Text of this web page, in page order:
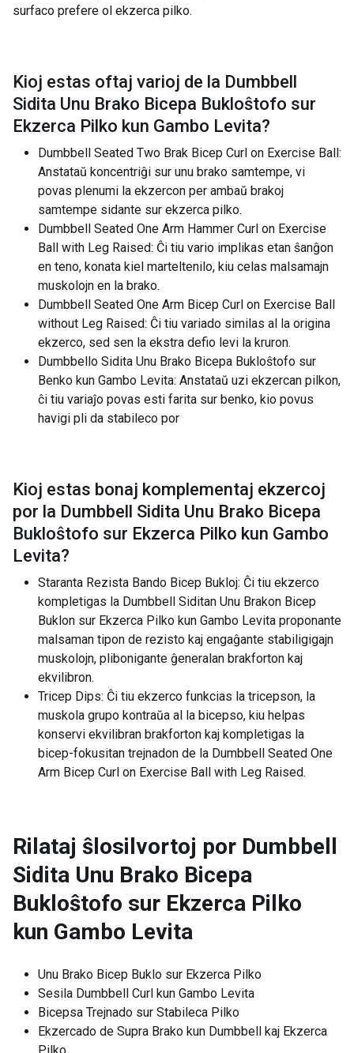
surfaco prefere ol ekzerca pilko.
Kioj estas oftaj varioj de la Dumbbell
Sidita Unu Brako Bicepa Bukloŝtofo sur
Ekzerca Pilko kun Gambo Levita?
Dumbbell Seated Two Brak Bicep Curl on Exercise Ball:
Anstataŭ koncentriĝi sur unu brako samtempe, vi
povas plenumi la ekzercon per ambaŭ brakoj
samtempe sidante sur ekzerca pilko.
Dumbbell Seated One Arm Hammer Curl on Exercise
Ball with Leg Raised: Ĉi tiu vario implikas etan ŝanĝon
en teno, konata kiel marteltenilo, kiu celas malsamajn
muskolojn en la brako.
Dumbbell Seated One Arm Bicep Curl on Exercise Ball
without Leg Raised: Ĉi tiu variado similas al la origina
ekzerco, sed sen la ekstra defio levi la kruron.
Dumbbello Sidita Unu Brako Bicepa Bukloŝtofo sur
Benko kun Gambo Levita: Anstataŭ uzi ekzercan pilkon,
ĉi tiu variaĵo povas esti farita sur benko, kio povus
havigi pli da stabileco por
Kioj estas bonaj komplementaj ekzercoj
por la Dumbbell Sidita Unu Brako Bicepa
Bukloŝtofo sur Ekzerca Pilko kun Gambo
Levita?
Staranta Rezista Bando Bicep Bukloj: Ĉi tiu ekzerco
kompletigas la Dumbbell Siditan Unu Brakon Bicep
Buklon sur Ekzerca Pilko kun Gambo Levita proponante
malsaman tipon de rezisto kaj engaĝante stabiligigajn
muskolojn, plibonigante ĝeneralan brakforton kaj
ekvilibron.
Tricep Dips: Ĉi tiu ekzerco funkcias la tricepson, la
muskola grupo kontraŭa al la bicepso, kiu helpas
konservi ekvilibran brakforton kaj kompletigas la
bicep-fokusitan trejnadon de la Dumbbell Seated One
Arm Bicep Curl on Exercise Ball with Leg Raised.
Rilataj ŝlosilvortoj por Dumbbell
Sidita Unu Brako Bicepa
Bukloŝtofo sur Ekzerca Pilko
kun Gambo Levita
Unu Brako Bicep Buklo sur Ekzerca Pilko
Sesila Dumbbell Curl kun Gambo Levita
Bicepsa Trejnado sur Stabileca Pilko
Ekzercado de Supra Brako kun Dumbbell kaj Ekzerca